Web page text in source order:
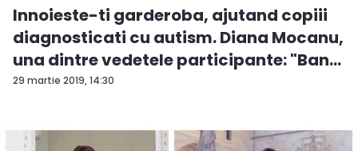
29 martie 2019, 14:30
Innoieste-ti garderoba, ajutand copiii
diagnosticati cu autism. Diana Mocanu,
una dintre vedetele participante: "Ban...